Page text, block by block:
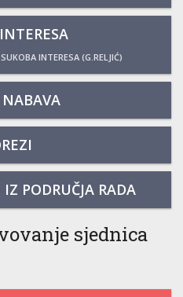
INTERESA (G.RELJIĆ)
NABAVA
PODRUČJA RADA
sjednica